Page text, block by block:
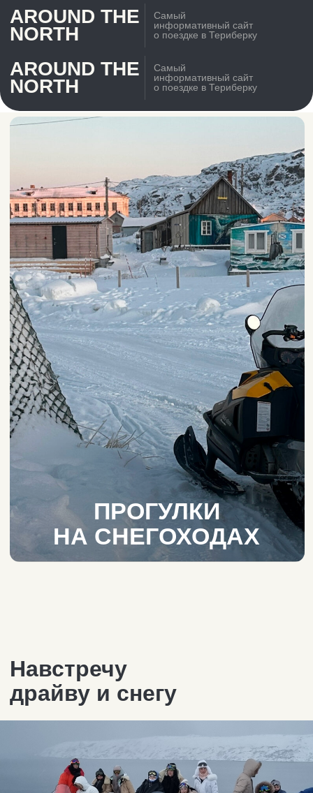
Самый
информативный сайт
о поездке в Териберку
AROUND THE
NORTH
информативный сайт
о поездке в Териберку
NORTH
ПРОГУЛКИ
НА СНЕГОХОДАХ
Навстречу
драйву и снегу
В период с октября по май при условии
достаточного количества снега, в
Териберке можно покататься на
снегоходах. Есть много интересных
маршрутов, включающих главные
управлять снегоходом самостоятельно,
можно быть пассажиром или
прокатиться в комфортабельных санях.